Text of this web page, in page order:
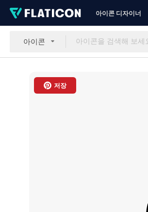
아이콘 디자이너
아이콘
저장